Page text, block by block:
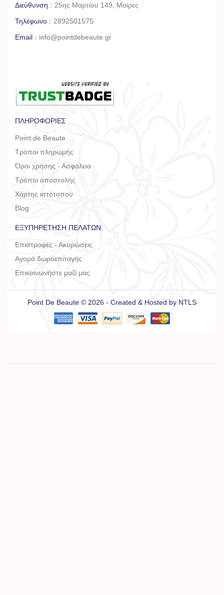
Διεύθυνση : 25ης Μαρτίου 149, Μοίρες
Τηλέφωνο : 2892501575
Email : info@pointdebeaute.gr
ΠΛΗΡΟΦΟΡΊΕΣ
Point de Beaute
Τρόποι πληρωμής
Όροι χρήσης - Ασφάλεια
Τρόποι αποστολής
Χάρτης ιστότοπου
Blog
ΕΞΥΠΗΡΈΤΗΣΗ ΠΕΛΑΤΏΝ
Επιστροφές - Ακυρώσεις
Αγορά δωροεπιταγής
Επικοινωνήστε μαζί μας
Point De Beaute © 2026 - Created & Hosted by NTLS